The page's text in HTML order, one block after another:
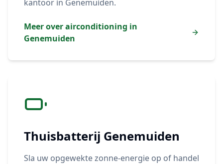
kantoor in Genemuiden.
Meer over airconditioning in
Genemuiden
Thuisbatterij Genemuiden
Sla uw opgewekte zonne-energie op of handel